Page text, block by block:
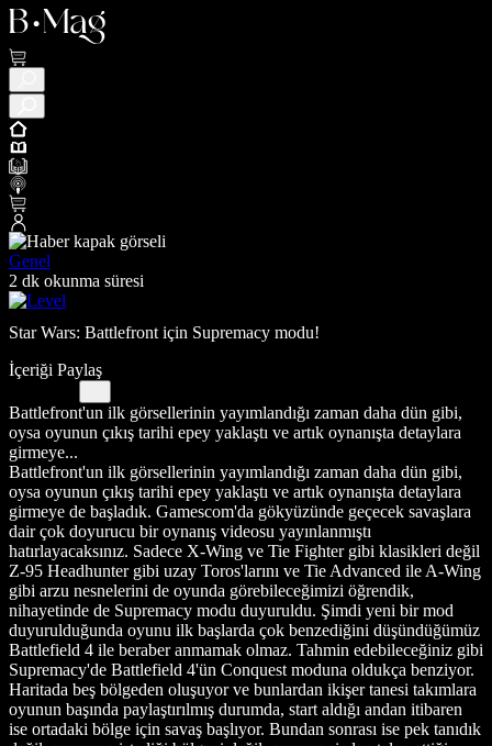
Genel
2 dk okunma süresi
Star Wars: Battlefront için Supremacy modu!
İçeriği Paylaş
Battlefront'un ilk görsellerinin yayımlandığı zaman daha dün gibi,
oysa oyunun çıkış tarihi epey yaklaştı ve artık oynanışta detaylara
girmeye...
Battlefront'un ilk görsellerinin yayımlandığı zaman daha dün gibi,
oysa oyunun çıkış tarihi epey yaklaştı ve artık oynanışta detaylara
girmeye de başladık. Gamescom'da gökyüzünde geçecek savaşlara
dair çok doyurucu bir oynanış videosu yayınlanmıştı
hatırlayacaksınız. Sadece X-Wing ve Tie Fighter gibi klasikleri değil
Z-95 Headhunter gibi uzay Toros'larını ve Tie Advanced ile A-Wing
gibi arzu nesnelerini de oyunda görebileceğimizi öğrendik,
nihayetinde de Supremacy modu duyuruldu. Şimdi yeni bir mod
duyurulduğunda oyunu ilk başlarda çok benzediğini düşündüğümüz
Battlefield 4 ile beraber anmamak olmaz. Tahmin edebileceğiniz gibi
Supremacy'de Battlefield 4'ün Conquest moduna oldukça benziyor.
Haritada beş bölgeden oluşuyor ve bunlardan ikişer tanesi takımlara
oyunun başında paylaştırılmış durumda, start aldığı andan itibaren
ise ortadaki bölge için savaş başlıyor. Bundan sonrası ise pek tanıdık